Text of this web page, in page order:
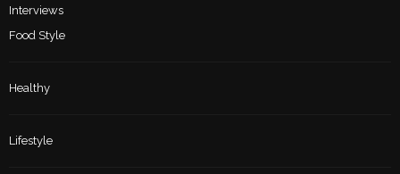
Interviews
Food Style
Healthy
Lifestyle